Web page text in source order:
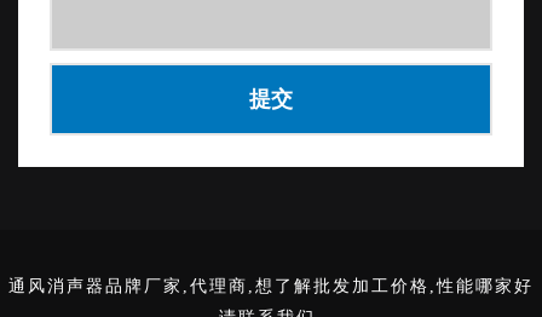
通风消声器品牌厂家,代理商,想了解批发加工价格,性能哪家好